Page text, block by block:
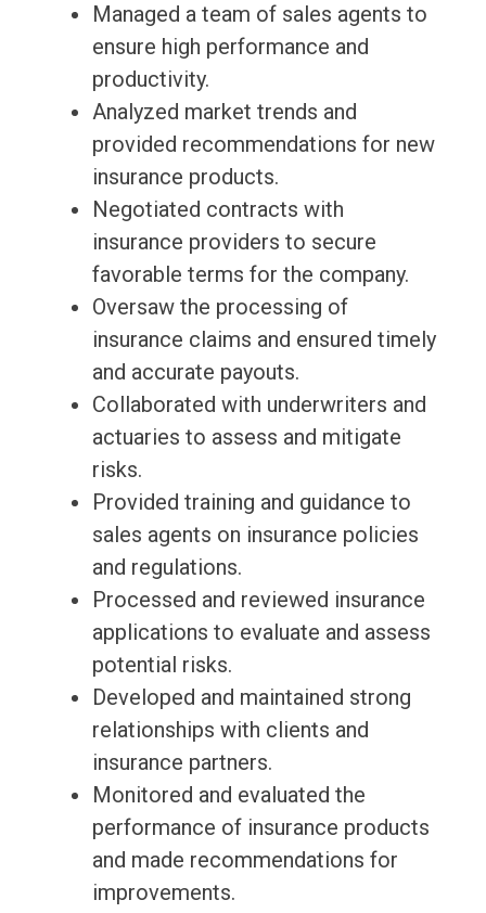
Managed a team of sales agents to
ensure high performance and
productivity.
Analyzed market trends and
provided recommendations for new
insurance products.
Negotiated contracts with
insurance providers to secure
favorable terms for the company.
Oversaw the processing of
insurance claims and ensured timely
and accurate payouts.
Collaborated with underwriters and
actuaries to assess and mitigate
risks.
Provided training and guidance to
sales agents on insurance policies
and regulations.
Processed and reviewed insurance
applications to evaluate and assess
potential risks.
Developed and maintained strong
relationships with clients and
insurance partners.
Monitored and evaluated the
performance of insurance products
and made recommendations for
improvements.